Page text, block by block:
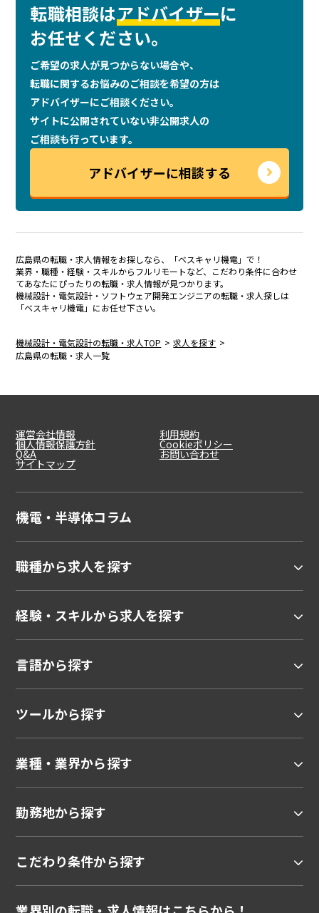
転職相談はアドバイザーに
お任せください。
ご希望の求人が見つからない場合や、
転職に関するお悩みのご相談を希望の方は
アドバイザーにご相談ください。
サイトに公開されていない非公開求人の
ご相談も行っています。
アドバイザーに相談する
広島県の転職・求人情報をお探しなら、「ベスキャリ機電」で！
業界・職種・経験・スキルからフルリモートなど、こだわり条件に合わせ
てあなたにぴったりの転職・求人情報が見つかります。
機械設計・電気設計・ソフトウェア開発エンジニアの転職・求人探しは
「ベスキャリ機電」にお任せ下さい。
機械設計・電気設計の転職・求人TOP
求人を探す
広島県の転職・求人一覧
運営会社情報 利用規約
個人情報保護方針 Cookieポリシー
Q&A お問い合わせ
サイトマップ
機電・半導体コラム
職種から求人を探す
経験・スキルから求人を探す
言語から探す
ツールから探す
業種・業界から探す
勤務地から探す
こだわり条件から探す